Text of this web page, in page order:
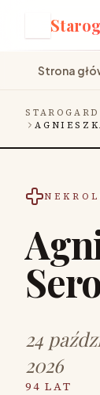
Strona
24
2026
94 LAT